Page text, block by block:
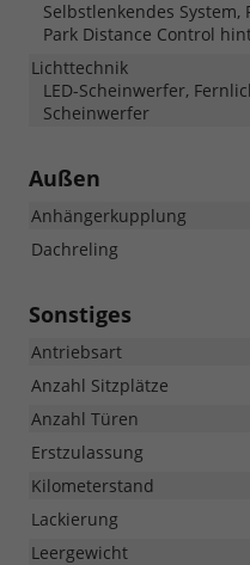
Selbstlenkendes System,
Park Distance Control
Lichttechnik
LED-Scheinwerfer,
Scheinwerfer
Außen
Anhängerkupplung
Dachreling
Sonstiges
Antriebsart
Anzahl Sitzplätze
Anzahl Türen
Erstzulassung
Kilometerstand
Lackierung
Leergewicht